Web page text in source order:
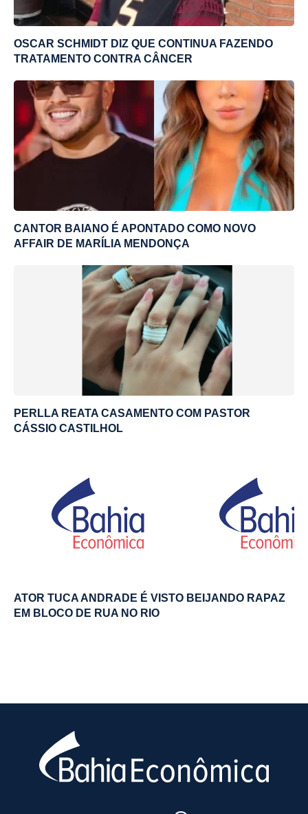
OSCAR SCHMIDT DIZ QUE CONTINUA FAZENDO
TRATAMENTO CONTRA CÂNCER
CANTOR BAIANO É APONTADO COMO NOVO
AFFAIR DE MARÍLIA MENDONÇA
PERLLA REATA CASAMENTO COM PASTOR
CÁSSIO CASTILHOL
ATOR TUCA ANDRADE É VISTO BEIJANDO RAPAZ
EM BLOCO DE RUA NO RIO